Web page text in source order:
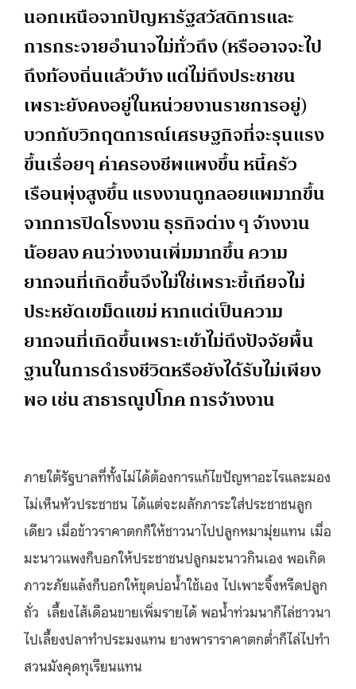
นอกเหนือจากปัญหารัฐสวัสดิการและ
การกระจายอำนาจไม่ทั่วถึง (หรืออาจจะไป
ถึงท้องถิ่นแล้วบ้าง แต่ไม่ถึงประชาชน
เพราะยังคงอยู่ในหน่วยงานราชการอยู่)
บวกกับวิกฤตการณ์เศรษฐกิจที่จะรุนแรง
ขึ้นเรื่อยๆ ค่าครองชีพแพงขึ้น หนี้ครัว
เรือนพุ่งสูงขึ้น แรงงานถูกลอยแพมากขึ้น
จากการปิดโรงงาน ธุรกิจต่าง ๆ จ้างงาน
น้อยลง คนว่างงานเพิ่มมากขึ้น ความ
ยากจนที่เกิดขึ้นจึงไม่ใช่เพราะขี้เกียจไม่
ประหยัดเขม็ดแขม่ หากแต่เป็นความ
ยากจนที่เกิดขึ้นเพราะเข้าไม่ถึงปัจจัยพื้น
ฐานในการดำรงชีวิตหรือยังได้รับไม่เพียง
พอ เช่น สาธารณูปโภค การจ้างงาน
ภายใต้รัฐบาลที่ทั้งไม่ได้ต้องการแก้ไขปัญหาอะไรและมอง
ไม่เห็นหัวประชาชน ได้แต่จะผลักภาระใส่ประชาชนลูก
เดียว เมื่อข้าวราคาตกก็ให้ชาวนาไปปลูกหมามุ่ยแทน เมื่อ
มะนาวแพงก็บอกให้ประชาชนปลูกมะนาวกินเอง พอเกิด
ภาวะภัยแล้งก็บอกให้ขุดบ่อน้ำใช้เอง ไปเพาะจิ้งหรีดปลูก
ถั่ว เลี้ยงไส้เดือนขายเพิ่มรายได้ พอน้ำท่วมนาก็ไล่ชาวนา
ไปเลี้ยงปลาทำประมงแทน ยางพาราราคาตกต่ำก็ไล่ไปทำ
สวนมังคุดทุเรียนแทน